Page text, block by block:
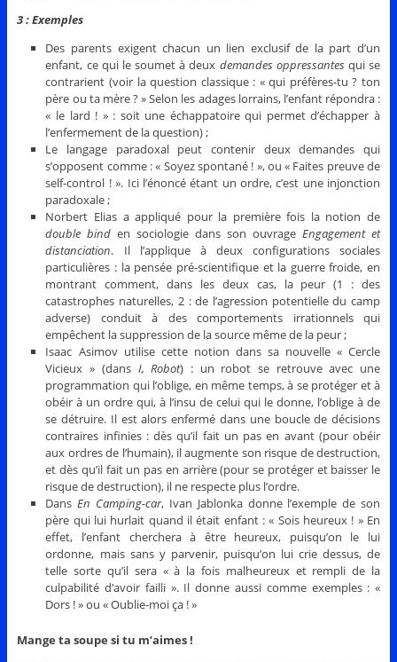
3 : Exemples
Des parents exigent chacun un lien exclusif de la part d’un
enfant, ce qui le soumet à deux demandes oppressantes qui se
contrarient (voir la question classique : « qui préfères-tu ? ton
père ou ta mère ? » Selon les adages lorrains, l’enfant répondra :
« le lard ! » : soit une échappatoire qui permet d’échapper à
l’enfermement de la question) ;
Le langage paradoxal peut contenir deux demandes qui
s’opposent comme : « Soyez spontané ! », ou « Faites preuve de
self-control ! ». Ici l’énoncé étant un ordre, c’est une injonction
paradoxale ;
Norbert Elias a appliqué pour la première fois la notion de
double bind en sociologie dans son ouvrageEngagement et
distanciation. Il l’applique à deux configurations sociales
particulières : la pensée pré-scientifique et la guerre froide, en
montrant comment, dans les deux cas, la peur (1 : des
catastrophes naturelles, 2 : de l’agression potentielle du camp
adverse) conduit à des comportements irrationnels qui
empêchent la suppression de la source même de la peur ;
Isaac Asimov utilise cette notion dans sa nouvelle « Cercle
Vicieux » (dans I, Robot) : un robot se retrouve avec une
programmation qui l’oblige, en même temps, à se protéger et à
obéir à un ordre qui, à l’insu de celui qui le donne, l’oblige à de
se détruire. Il est alors enfermé dans une boucle de décisions
contraires infinies : dès qu’il fait un pas en avant (pour obéir
aux ordres de l’humain), il augmente son risque de destruction,
et dès qu’il fait un pas en arrière (pour se protéger et baisser le
risque de destruction), il ne respecte plus l’ordre.
DansEn Camping-car, Ivan Jablonka donne l’exemple de son
père qui lui hurlait quand il était enfant : « Sois heureux ! » En
effet, l’enfant cherchera à être heureux, puisqu’on le lui
ordonne, mais sans y parvenir, puisqu’on lui crie dessus, de
telle sorte qu’il sera « à la fois malheureux et rempli de la
culpabilité d’avoir failli ». Il donne aussi comme exemples : «
Dors ! » ou « Oublie-moi ça ! »
Mange ta soupe si tu m’aimes !